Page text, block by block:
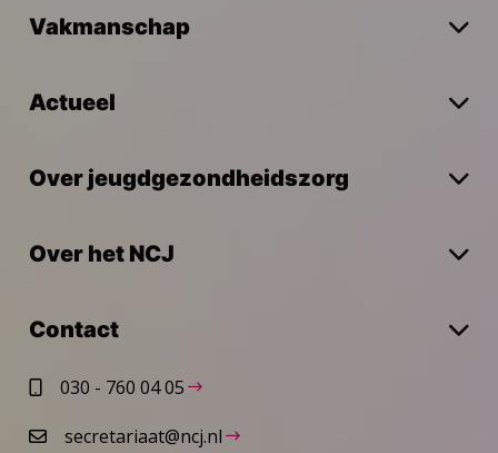
Vakmanschap
Actueel
Over jeugdgezondheidszorg
Over het NCJ
Contact
030 - 760 04 05
secretariaat@ncj.nl